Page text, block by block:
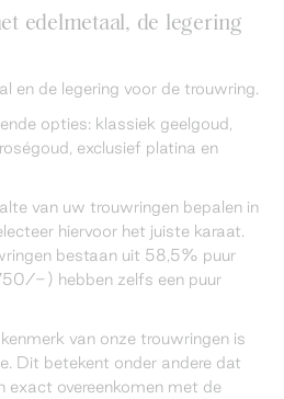
edelmetaal, de legering
en de legering voor de trouwring.
opties: klassiek geelgoud,
exclusief platina en
van uw trouwringen bepalen in
hiervoor het juiste karaat.
bestaan uit 58,5% puur
) hebben zelfs een puur
van onze trouwringen is
Dit betekent onder andere dat
exact overeenkomen met de